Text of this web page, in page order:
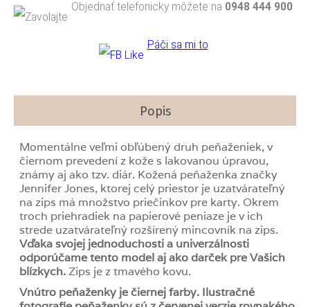
Objednať telefonicky môžete na 0948 444 900
Páči sa mi to
Popis
Momentálne veľmi obľúbený druh peňaženiek, v
čiernom prevedení z kože s lakovanou úpravou,
známy aj ako tzv. diár. Kožená peňaženka značky
Jennifer Jones, ktorej celý priestor je uzatvárateľný
na zips má množstvo priečinkov pre karty. Okrem
troch priehradiek na papierové peniaze je v ich
strede uzatvárateľný rozšírený mincovník na zips.
Vďaka svojej jednoduchosti a univerzálnosti
odporúčame tento model aj ako darček pre Vašich
blízkych. Zips je z tmavého kovu.
Vnútro peňaženky je čiernej farby. Ilustračné